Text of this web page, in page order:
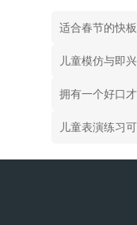
适合春节的快板
儿童模仿与即
拥有一个好口
儿童表演练习